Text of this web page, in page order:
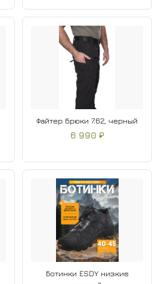
Файтер брюки 7.62, черный
6 990 ₽
Ботинки ESDY низкие